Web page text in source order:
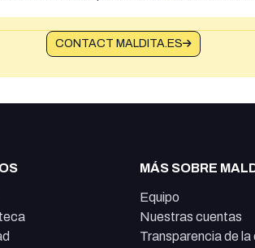
CONTACT MALDITA.ES
MÁS SOBRE
Equipo
Nuestras cuentas
Transparencia de